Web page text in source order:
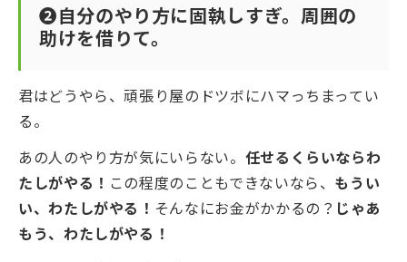
❷自分のやり方に固執しすぎ。周囲の
助けを借りて。
君はどうやら、頑張り屋のドツボにハマっちまってい
る。
あの人のやり方が気にいらない。 任せるくらいならわ
たしがやる！ この程度のこともできないなら、 もうい
い、わたしがやる！ そんなにお金がかかるの？ じゃあ
もう、わたしがやる！